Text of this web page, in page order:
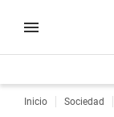
Inicio Sociedad